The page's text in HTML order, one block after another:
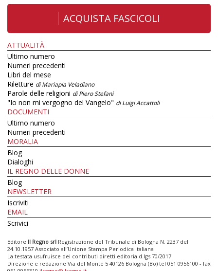
ACQUISTA FASCICOLI
ATTUALITÀ
Ultimo numero
Numeri precedenti
Libri del mese
Riletture di Mariapia Veladiano
Parole delle religioni di Piero Stefani
"Io non mi vergogno del Vangelo" di Luigi Accattoli
DOCUMENTI
Ultimo numero
Numeri precedenti
MORALIA
Blog
Dialoghi
IL REGNO DELLE DONNE
Blog
NEWSLETTER
Iscriviti
EMAIL
Scrivici
Editore Il Regno srl Registrazione del Tribunale di Bologna N. 2237 del
24.10.1957 Associato all’Unione Stampa Periodica Italiana
La testata usufruisce dei contributi diretti editoria d.lgs 70/2017
Direzione e redazione Via del Monte 5 40126 Bologna (Bo) tel 051 0956100 - fax